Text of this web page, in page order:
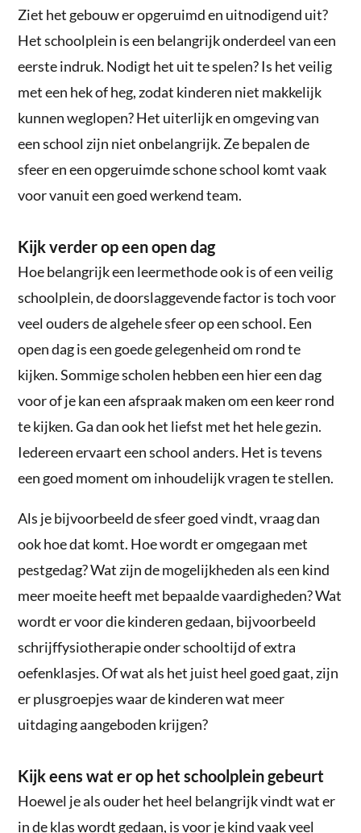
Ziet het gebouw er opgeruimd en uitnodigend uit?
Het schoolplein is een belangrijk onderdeel van een
eerste indruk. Nodigt het uit te spelen? Is het veilig
met een hek of heg, zodat kinderen niet makkelijk
kunnen weglopen? Het uiterlijk en omgeving van
een school zijn niet onbelangrijk. Ze bepalen de
sfeer en een opgeruimde schone school komt vaak
voor vanuit een goed werkend team.
Kijk verder op een open dag
Hoe belangrijk een leermethode ook is of een veilig
schoolplein, de doorslaggevende factor is toch voor
veel ouders de algehele sfeer op een school. Een
open dag is een goede gelegenheid om rond te
kijken. Sommige scholen hebben een hier een dag
voor of je kan een afspraak maken om een keer rond
te kijken. Ga dan ook het liefst met het hele gezin.
Iedereen ervaart een school anders. Het is tevens
een goed moment om inhoudelijk vragen te stellen.
Als je bijvoorbeeld de sfeer goed vindt, vraag dan
ook hoe dat komt. Hoe wordt er omgegaan met
pestgedag? Wat zijn de mogelijkheden als een kind
meer moeite heeft met bepaalde vaardigheden? Wat
wordt er voor die kinderen gedaan, bijvoorbeeld
schrijffysiotherapie onder schooltijd of extra
oefenklasjes. Of wat als het juist heel goed gaat, zijn
er plusgroepjes waar de kinderen wat meer
uitdaging aangeboden krijgen?
Kijk eens wat er op het schoolplein gebeurt
Hoewel je als ouder het heel belangrijk vindt wat er
in de klas wordt gedaan, is voor je kind vaak veel